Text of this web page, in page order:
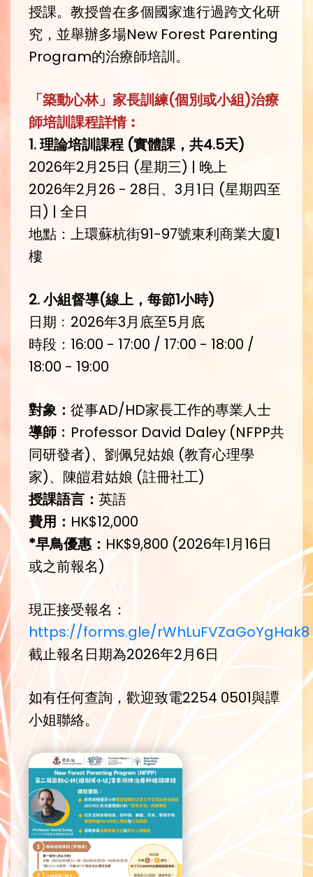
授課。教授曾在多個國家進行過跨文化研
究，並舉辦多場New Forest Parenting
Program的治療師培訓。
「築動心林」家長訓練(個別或小組)治療
師培訓課程詳情︰
1.理論培訓課程 (實體課，共4.5天)
2026年2月25日 (星期三) | 晚上
2026年2月26 - 28日、3月1日 (星期四至
日) | 全日
地點：上環蘇杭街91-97號東利商業大廈1
樓
2.小組督導(線上，每節1小時)
日期﹕2026年3月底至5月底
時段：16:00 - 17:00 / 17:00 - 18:00 /
18:00 - 19:00
對象： 從事AD/HD家長工作的專業人士
導師﹕ Professor David Daley (NFPP共
同研發者)、劉佩兒姑娘 (教育心理學
家)、陳皚君姑娘 (註冊社工)
授課語言： 英語
費用： HK$12,000
*早鳥優惠： HK$9,800 (2026年1月16日
或之前報名)
現正接受報名：
https://forms.gle/rWhLuFVZaGoYgHak8
截止報名日期為2026年2月6日
如有任何查詢，歡迎致電2254 0501與譚
小姐聯絡。